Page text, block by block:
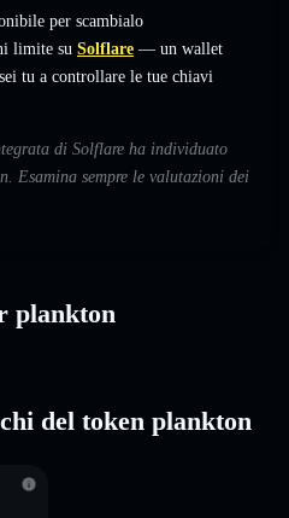
per scambialo
limite su Solflare — un wallet
tu a controllare le tue chiavi
di Solflare ha individuato
Esamina sempre le valutazioni dei
plankton
del token plankton